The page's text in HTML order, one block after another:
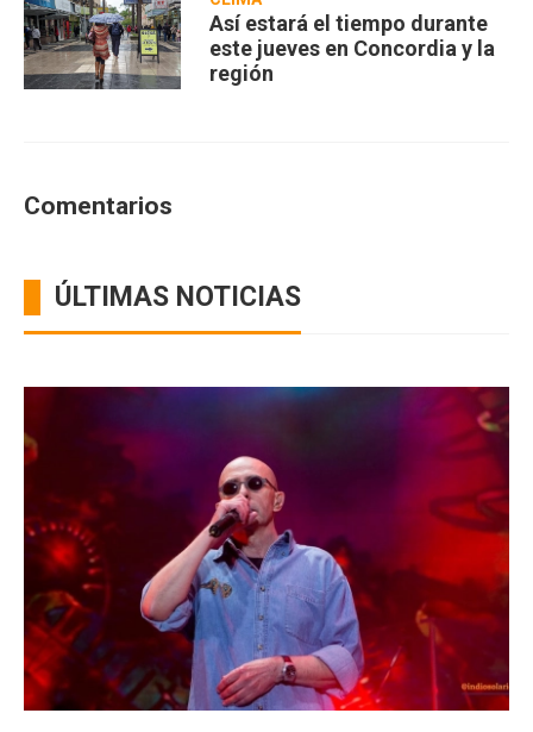
Así estará el tiempo durante
este jueves en Concordia y la
región
Comentarios
ÚLTIMAS NOTICIAS